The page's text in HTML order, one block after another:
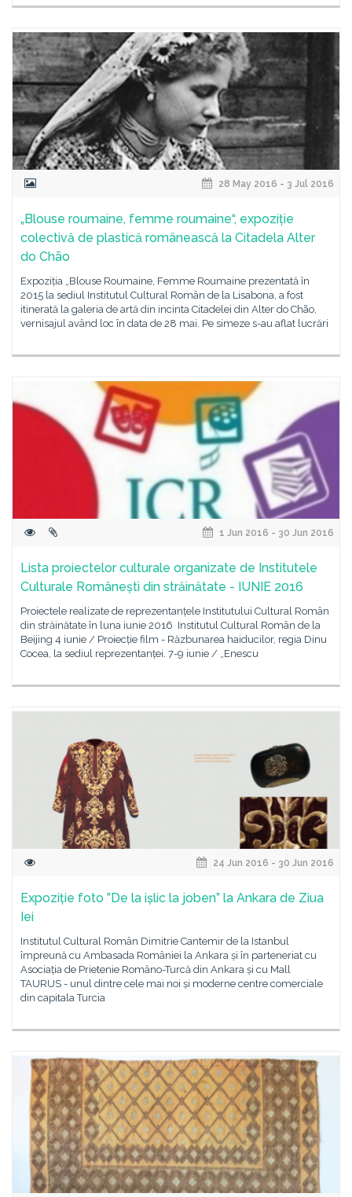
28 May 2016 - 3 Jul 2016
„Blouse roumaine, femme roumaine“, expoziție
colectivă de plastică românească la Citadela Alter
do Chão
Expoziția „Blouse Roumaine, Femme Roumaine prezentată în
2015 la sediul Institutul Cultural Român de la Lisabona, a fost
itinerată la galeria de artă din incinta Citadelei din Alter do Chão,
vernisajul având loc în data de 28 mai. Pe simeze s-au aflat lucrări
1 Jun 2016 - 30 Jun 2016
Lista proiectelor culturale organizate de Institutele
Culturale Românești din străinătate - IUNIE 2016
Proiectele realizate de reprezentanțele Institutului Cultural Român
din străinătate în luna iunie 2016 Institutul Cultural Român de la
Beijing 4 iunie / Proiecție film - Răzbunarea haiducilor, regia Dinu
Cocea, la sediul reprezentanței. 7-9 iunie / „Enescu
24 Jun 2016 - 30 Jun 2016
Expoziție foto ”De la ișlic la joben” la Ankara de Ziua
Iei
Institutul Cultural Român Dimitrie Cantemir de la Istanbul
împreună cu Ambasada României la Ankara și în parteneriat cu
Asociația de Prietenie Româno-Turcă din Ankara și cu Mall
TAURUS - unul dintre cele mai noi și moderne centre comerciale
din capitala Turcia